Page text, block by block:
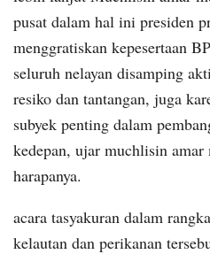
pusat dalam hal ini presiden
menggratiskan kepesertaan
seluruh nelayan disamping
resiko dan tantangan, juga
subyek penting dalam
kedepan, ujar muchlisin amar
harapanya.
acara tasyakuran dalam
kelautan dan perikanan